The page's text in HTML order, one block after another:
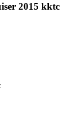
2015 kktc